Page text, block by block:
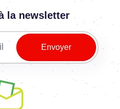
la newsletter